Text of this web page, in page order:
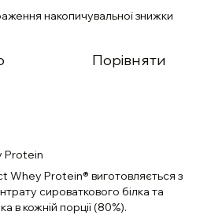
накопичувальної знижки
Порівняти
Protein
Protein® виготовляється з
сироваткового білка та
в кожній порції (80%).